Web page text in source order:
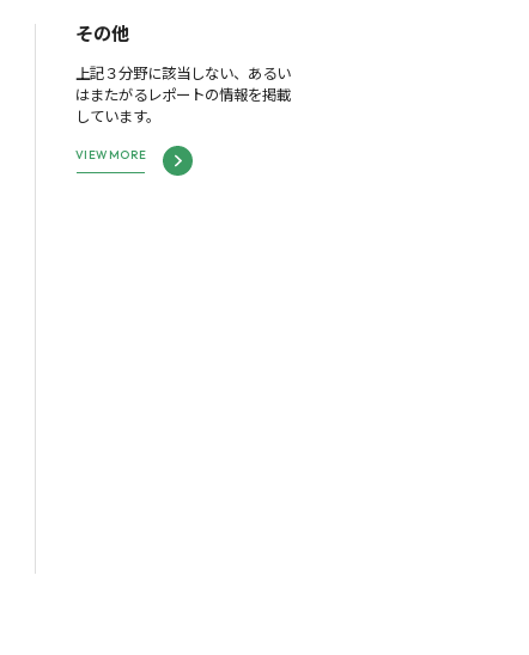
その他
上記３分野に該当しない、あるい
はまたがるレポートの情報を掲載
しています。
VIEW MORE